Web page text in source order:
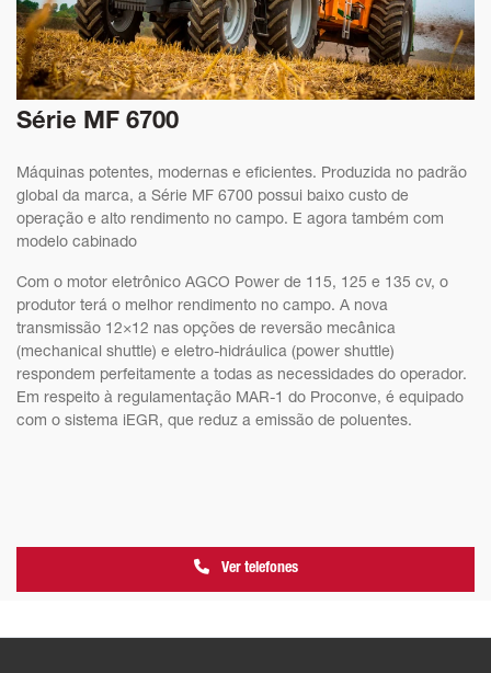
Série MF 6700
Máquinas potentes, modernas e eficientes. Produzida no padrão
global da marca, a Série MF 6700 possui baixo custo de
operação e alto rendimento no campo. E agora também com
modelo cabinado
Com o motor eletrônico AGCO Power de 115, 125 e 135 cv, o
produtor terá o melhor rendimento no campo. A nova
transmissão 12×12 nas opções de reversão mecânica
(mechanical shuttle) e eletro-hidráulica (power shuttle)
respondem perfeitamente a todas as necessidades do operador.
Em respeito à regulamentação MAR-1 do Proconve, é equipado
com o sistema iEGR, que reduz a emissão de poluentes.
Ver telefones